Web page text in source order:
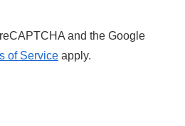
and the Google
of Service apply.